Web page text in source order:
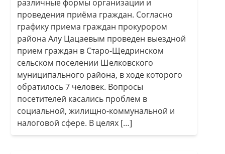
различные формы организации и
проведения приёма граждан. Согласно
графику приема граждан прокурором
района Алу Цацаевым проведен выездной
прием граждан в Старо-Щедринском
сельском поселении Шелковского
муниципального района, в ходе которого
обратилось 7 человек. Вопросы
посетителей касались проблем в
социальной, жилищно-коммунальной и
налоговой сфере. В целях […]